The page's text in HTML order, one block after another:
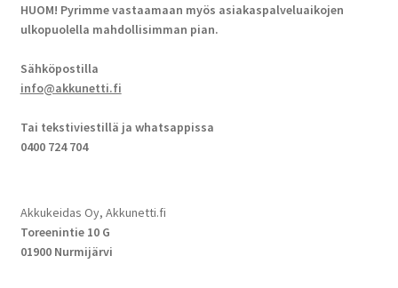
HUOM! Pyrimme vastaamaan myös asiakaspalveluaikojen
ulkopuolella mahdollisimman pian.
Sähköpostilla
info@akkunetti.fi
Tai tekstiviestillä ja whatsappissa
0400 724 704
Akkukeidas Oy, Akkunetti.fi
Toreenintie 10 G
01900 Nurmijärvi